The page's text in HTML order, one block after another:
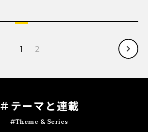
1 2
＃テー マと連載
#Theme & Series